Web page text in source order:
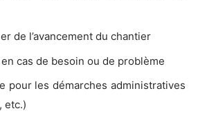
de l’avancement du chantier
cas de besoin ou de problème
pour les démarches administratives
etc.)